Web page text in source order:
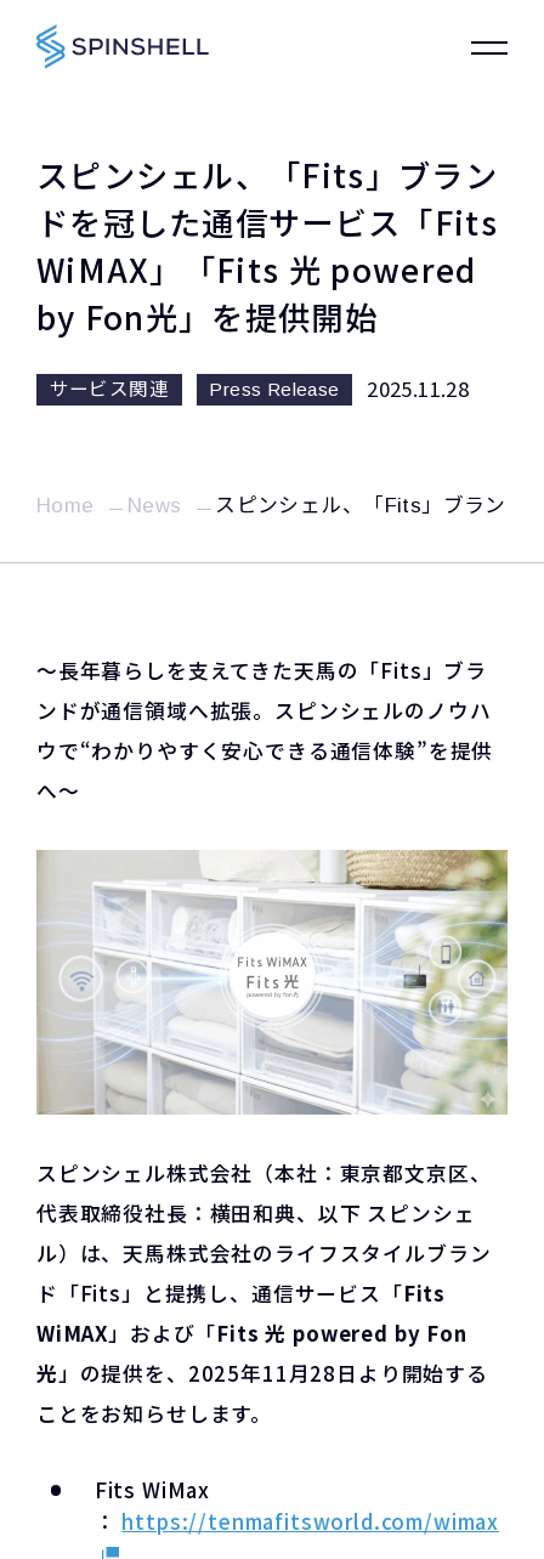
スピンシェル、「Fits」ブラン
ドを冠した通信サービス「Fits
WiMAX」「Fits 光 powered
by Fon光」を提供開始
サービス関連 Press Release 2025.11.28
Home News スピンシェル、「Fits」ブランド
〜長年暮らしを支えてきた天馬の「Fits」ブラ
ンドが通信領域へ拡張。スピンシェルのノウハ
ウで“わかりやすく安心できる通信体験”を提供
へ〜
スピンシェル株式会社（本社：東京都文京区、
代表取締役社長：横田和典、以下 スピンシェ
ル）は、天馬株式会社のライフスタイルブラン
ド「Fits」と提携し、通信サービス「Fits
WiMAX」および「Fits 光 powered by Fon
光」の提供を、2025年11月28日より開始する
ことをお知らせします。
Fits WiMax
： https://tenmafitsworld.com/wimax